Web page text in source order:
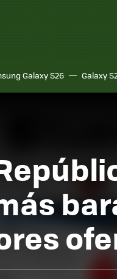
Galaxy S26 Galaxy